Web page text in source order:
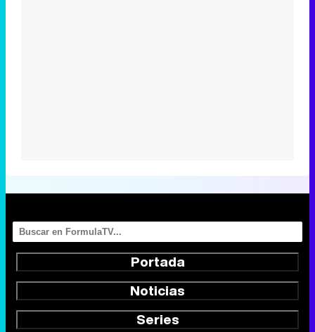
Portada
Noticias
Series